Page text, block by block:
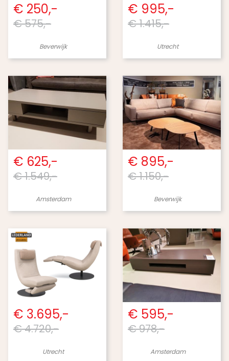
€ 250,-
€ 575,-
Beverwijk
€ 995,-
€ 1.415,-
Utrecht
€ 625,-
€ 1.549,-
Amsterdam
€ 895,-
€ 1.150,-
Beverwijk
€ 3.695,-
€ 4.720,-
Utrecht
€ 595,-
€ 978,-
Amsterdam